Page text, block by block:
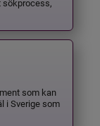
sökprocess,
som kan
i Sverige som